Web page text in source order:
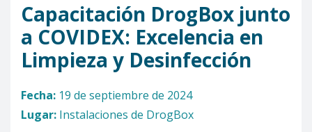
Capacitación DrogBox junto
a COVIDEX: Excelencia en
Limpieza y Desinfección
Fecha: 19 de septiembre de 2024
Lugar: Instalaciones de DrogBox